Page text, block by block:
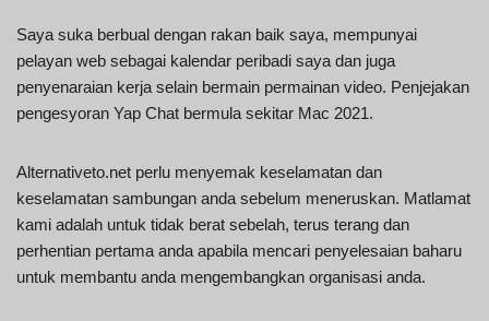
Saya suka berbual dengan rakan baik saya, mempunyai
pelayan web sebagai kalendar peribadi saya dan juga
penyenaraian kerja selain bermain permainan video. Penjejakan
pengesyoran Yap Chat bermula sekitar Mac 2021.
Alternativeto.net perlu menyemak keselamatan dan
keselamatan sambungan anda sebelum meneruskan. Matlamat
kami adalah untuk tidak berat sebelah, terus terang dan
perhentian pertama anda apabila mencari penyelesaian baharu
untuk membantu anda mengembangkan organisasi anda.